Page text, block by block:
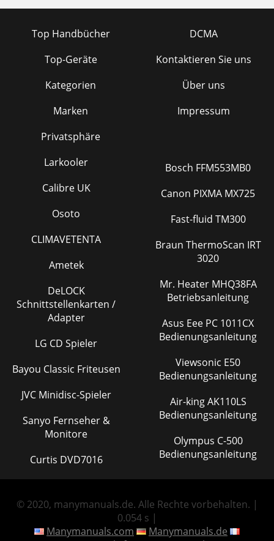
Top Handbücher
Top-Geräte
Kategorien
Marken
Privatsphäre
DCMA
Kontaktieren Sie uns
Über uns
Impressum
Larkooler
Calibre UK
Osoto
CLIMAVETENTA
Ametek
DeLOCK
Schnittstellenkarten /
Adapter
LG CD Spieler
Bayou Classic Friteusen
JVC Minidisc-Spieler
Sanyo Fernseher &
Monitore
Curtis DVD7016
Bosch FFM553MB0
Canon PIXMA MX725
Fast-fluid TM300
Braun ThermoScan IRT
3020
Mr. Heater MHQ38FA
Betriebsanleitung
Asus Eee PC 1011CX
Bedienungsanleitung
Viewsonic E50
Bedienungsanleitung
Air-king AK110LS
Bedienungsanleitung
Olympus C-500
Bedienungsanleitung
© 2020, manymanuals.de. Alle Rechte vorbehalten. |
0.054 s |
Manymanuals.com
Manymanuals.de